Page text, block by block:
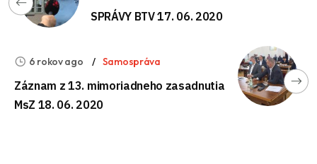
SPRÁVY BTV 17. 06. 2020
6 rokov ago Samospráva
Záznam z 13. mimoriadneho zasadnutia
MsZ 18. 06. 2020